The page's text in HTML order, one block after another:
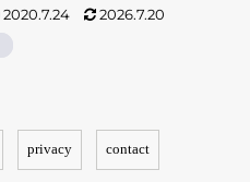
2020.7.24
2026.7.20
privacy contact